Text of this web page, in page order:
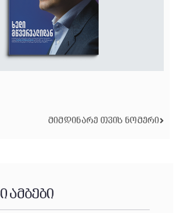
ᲛᲘᲛᲓᲘᲜᲐᲠᲔ ᲗᲕᲘᲡ ᲜᲝᲛᲔᲠᲘ
ამბები